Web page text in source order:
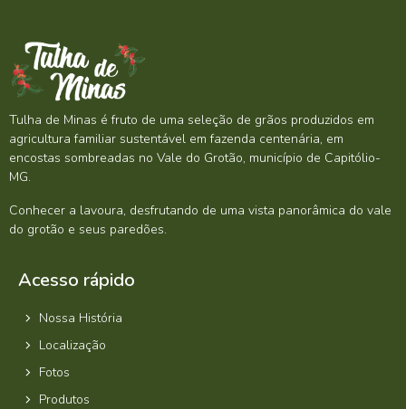
Tulha de Minas é fruto de uma seleção de grãos produzidos em
agricultura familiar sustentável em fazenda centenária, em
encostas sombreadas no Vale do Grotão, município de Capitólio-
MG.
Conhecer a lavoura, desfrutando de uma vista panorâmica do vale
do grotão e seus paredões.
Acesso rápido
Nossa História
Localização
Fotos
Produtos